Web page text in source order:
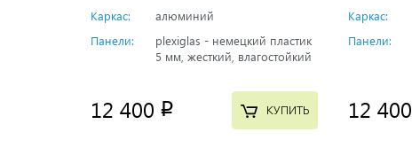
Каркас:
алюминий
Панели:
plexiglas - немецкий пластик
5 мм, жесткий, влагостойкий
12 400 p КУПИТЬ
Каркас:
Панели:
12 400